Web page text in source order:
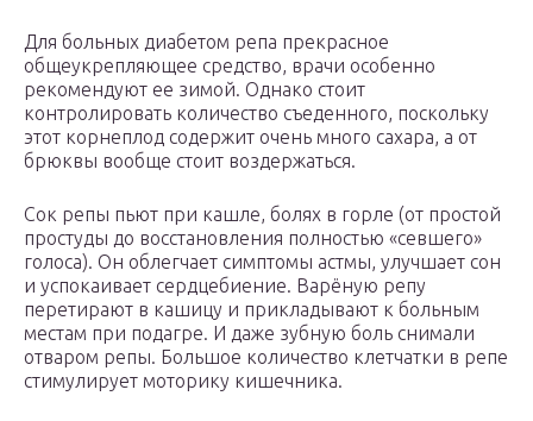
Для больных диабетом репа прекрасное
общеукрепляющее средство, врачи особенно
рекомендуют ее зимой. Однако стоит
контролировать количество съеденного, поскольку
этот корнеплод содержит очень много сахара, а от
брюквы вообще стоит воздержаться.
Сок репы пьют при кашле, болях в горле (от простой
простуды до восстановления полностью «севшего»
голоса). Он облегчает симптомы астмы, улучшает сон
и успокаивает сердцебиение. Варёную репу
перетирают в кашицу и прикладывают к больным
местам при подагре. И даже зубную боль снимали
отваром репы. Большое количество клетчатки в репе
стимулирует моторику кишечника.